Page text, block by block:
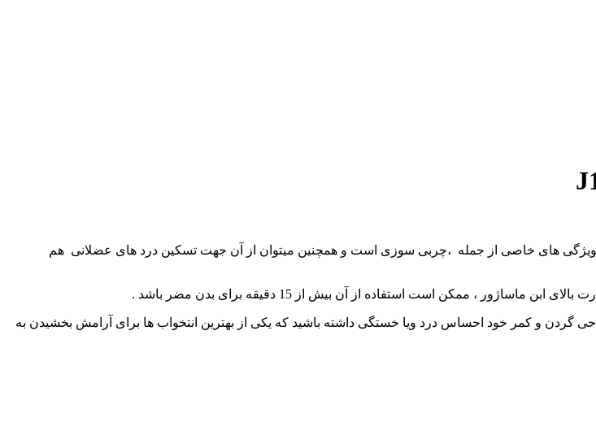
ویژگی های خاصی از جمله ،چربی سوزی است و همچنین میتوان از آن جهت تسکین درد های عضلانی هم
گردن و کمر خود احساس درد ویا خستگی داشته باشید که یکی از بهترین انتخواب ها برای آرامش بخشیدن به